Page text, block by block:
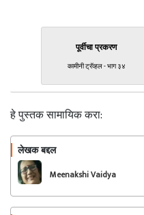
पूर्वीचा प्रकरण
कामीनी ट्रॅव्हल - भाग ३४
हे पुस्तक सामायिक करा:
लेखक बद्दल
Meenakshi Vaidya